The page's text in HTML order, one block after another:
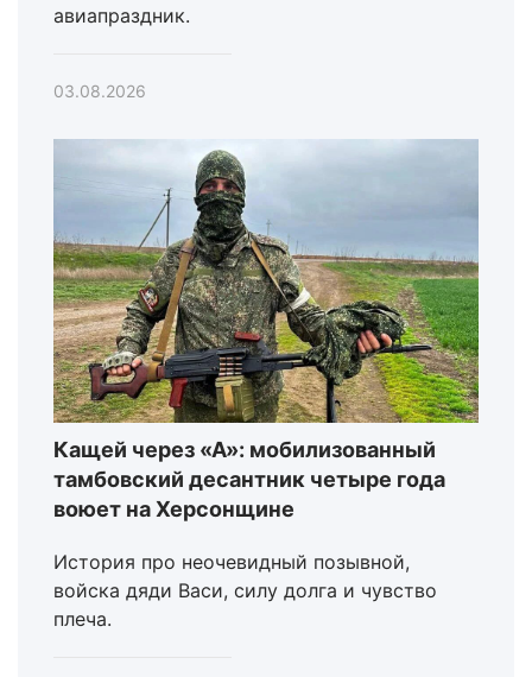
авиапраздник.
03.08.2026
Кащей через «А»: мобилизованный
тамбовский десантник четыре года
воюет на Херсонщине
История про неочевидный позывной,
войска дяди Васи, силу долга и чувство
плеча.